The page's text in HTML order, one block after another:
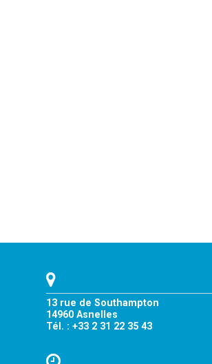
13 rue de Southampton
14960 Asnelles
Tél. : +33 2 31 22 35 43